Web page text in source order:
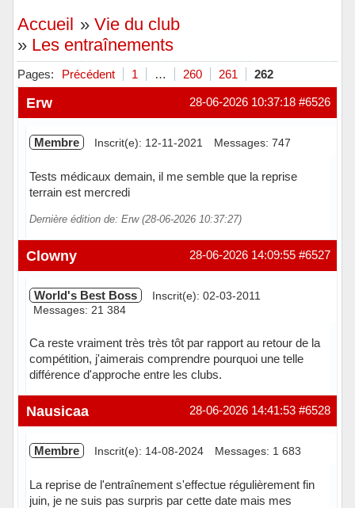
Accueil »Vie du club
» Les entraînements
Pages: Précédent 1 … 260 261 262
#6526
28-06-2026 10:37:18
Erw
Membre Inscrit(e): 12-11-2021 Messages: 747
Tests médicaux demain, il me semble que la reprise
terrain est mercredi
Dernière édition de: Erw (28-06-2026 10:37:27)
Hors ligne #6527
28-06-2026 14:09:55
Clowny
World's Best Boss
Inscrit(e): 02-03-2011
Messages: 21 384
Ca reste vraiment très très tôt par rapport au retour de la
compétition, j'aimerais comprendre pourquoi une telle
différence d'approche entre les clubs.
En ligne #6528
28-06-2026 14:41:53
Nausicaa
Membre Inscrit(e): 14-08-2024 Messages: 1 683
La reprise de l'entraînement s'effectue régulièrement fin
juin, je ne suis pas surpris par cette date mais mes